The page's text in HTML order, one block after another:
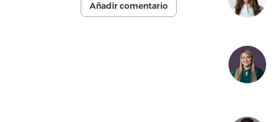
Añadir comentario